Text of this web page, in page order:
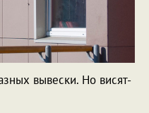
вывески. Но висят-